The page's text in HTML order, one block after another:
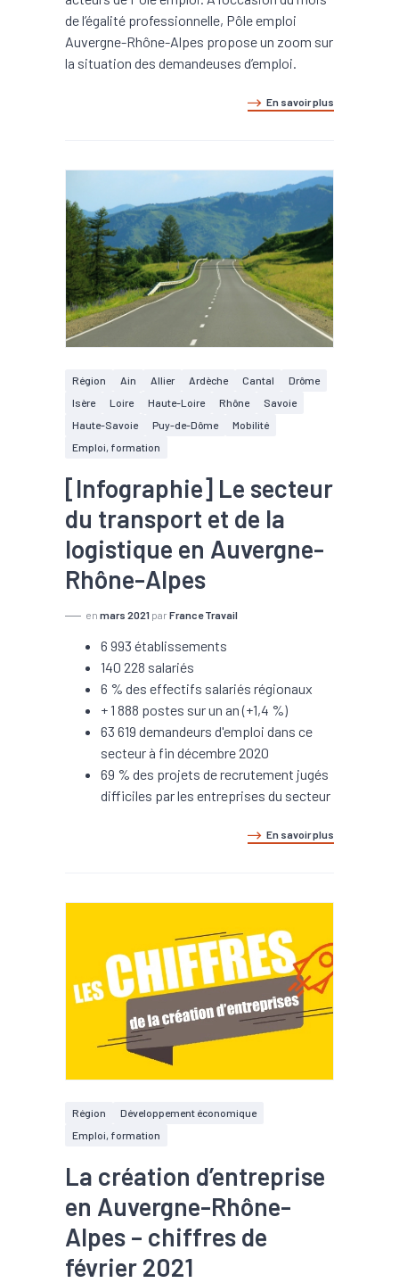
de l’égalité professionnelle, Pôle emploi
Auvergne-Rhône-Alpes propose un zoom sur
la situation des demandeuses d’emploi.
En savoir plus
Région Ain Allier Ardèche Cantal
Drôme
Isère
Loire Haute-Loire Rhône
Savoie
Haute-Savoie
Puy-de-Dôme
Mobilité
Emploi, formation
[Infographie] Le secteur
du transport et de la
logistique en Auvergne-
Rhône-Alpes
en mars 2021 par France Travail
6 993 établissements
140 228 salariés
6 % des effectifs salariés régionaux
+ 1 888 postes sur un an (+1,4 %)
63 619 demandeurs d'emploi dans ce
secteur à fin décembre 2020
69 % des projets de recrutement jugés
difficiles par les entreprises du secteur
En savoir plus
Région
Développement économique
Emploi, formation
La création d’entreprise
en Auvergne-Rhône-
Alpes – chiffres de
février 2021